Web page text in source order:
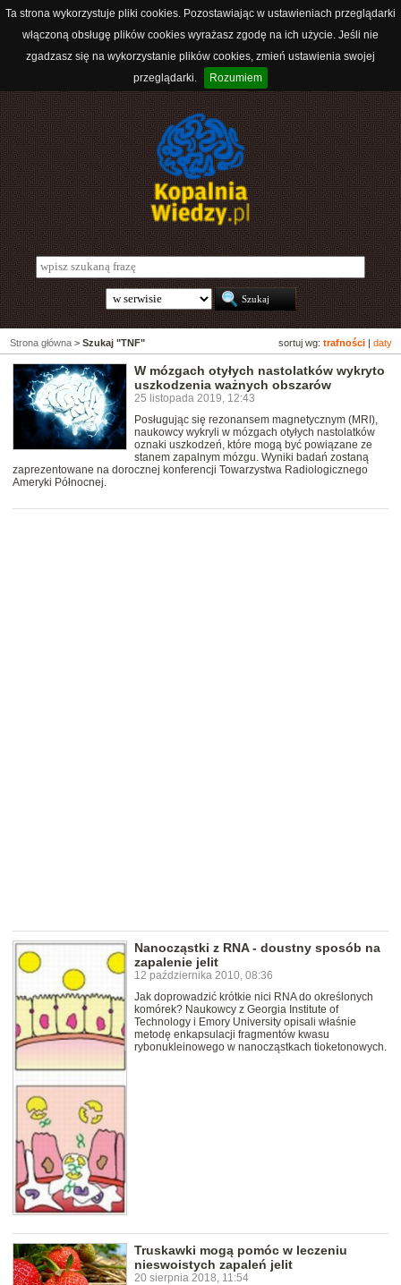
Ta strona wykorzystuje pliki cookies. Pozostawiając w ustawieniach przeglądarki
włączoną obsługę plików cookies wyrażasz zgodę na ich użycie. Jeśli nie
zgadzasz się na wykorzystanie plików cookies, zmień ustawienia swojej
przeglądarki.
Rozumiem
sortuj wg: trafności daty
Strona główna > Szukaj "TNF"
W mózgach otyłych nastolatków wykryto
uszkodzenia ważnych obszarów
25 listopada 2019, 12:43
Posługując się rezonansem magnetycznym (MRI),
naukowcy wykryli w mózgach otyłych nastolatków
oznaki uszkodzeń, które mogą być powiązane ze
stanem zapalnym mózgu. Wyniki badań zostaną
zaprezentowane na dorocznej konferencji Towarzystwa Radiologicznego
Ameryki Północnej.
Nanocząstki z RNA - doustny sposób na
zapalenie jelit
12 października 2010, 08:36
Jak doprowadzić krótkie nici RNA do określonych
komórek? Naukowcy z Georgia Institute of
Technology i Emory University opisali właśnie
metodę enkapsulacji fragmentów kwasu
rybonukleinowego w nanocząstkach tioketonowych.
Truskawki mogą pomóc w leczeniu
nieswoistych zapaleń jelit
20 sierpnia 2018, 11:54